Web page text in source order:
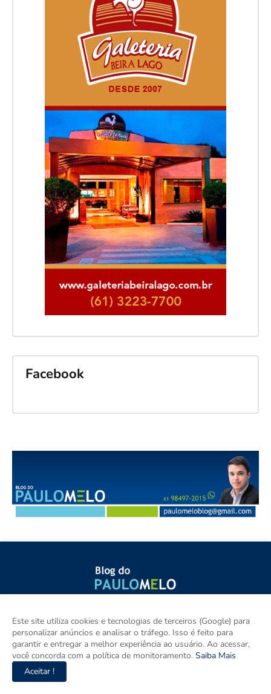
Facebook
Metropolitana, Goiás e Brasil. Aqui tem notícia de verdade com
imparcialidade. Os principais temas são política, cidades e
empreendedorismo. DRT 0010556/DF.
Este site utiliza cookies e tecnologias de terceiros (Google) para
personalizar anúncios e analisar o tráfego. Isso é feito para
garantir e entregar a melhor experiência ao usuário. Ao acessar,
você concorda com a política de monitoramento. Saiba Mais
Aceitar !